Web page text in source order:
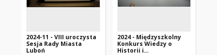
2024-11 - VIII uroczysta
Sesja Rady Miasta
Luboń
2024 - Międzyszkolny
Konkurs Wiedzy o
Historii i